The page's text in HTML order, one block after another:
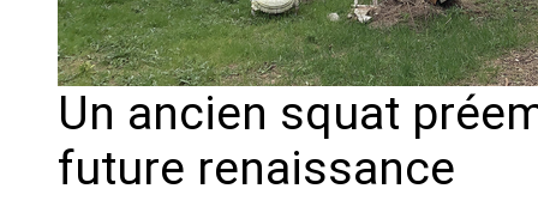
Un ancien squat
future renaissance